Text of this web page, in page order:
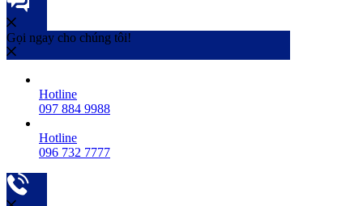
Gọi ngay cho chúng tôi!
Hotline
097 884 9988
Hotline
096 732 7777